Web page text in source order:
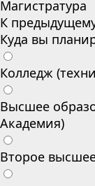
Магистратура
К
Куда вы
Колледж
Высшее
Академия)
Второе